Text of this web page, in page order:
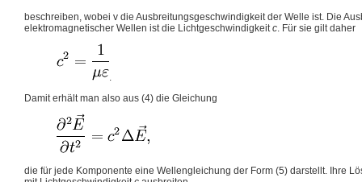
beschreiben, wobei v die Ausbreitungsgeschwindigkeit der Welle ist. Die
elektromagnetischer Wellen ist die Lichtgeschwindigkeitc. Für sie gilt daher
.
Damit erhält man also aus (4) die Gleichung
die für jede Komponente eine Wellengleichung der Form (5) darstellt. Ihre